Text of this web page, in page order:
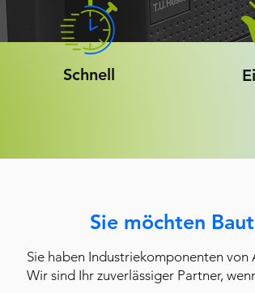
Schnell
Sie möchten
Sie haben Industriekomponenten
Wir sind Ihr zuverlässiger Partner,